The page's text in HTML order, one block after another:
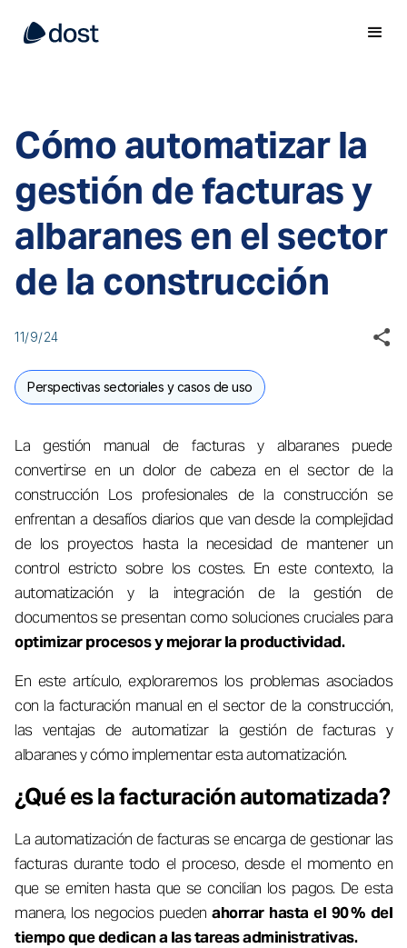
Cómo automatizar la
gestión de facturas y
albaranes en el sector
de la construcción
11/9/24
Perspectivas sectoriales y casos de uso
La gestión manual de facturas y albaranes puede
convertirse en un dolor de cabeza en el sector de la
construcción Los profesionales de la construcción se
enfrentan a desafíos diarios que van desde la complejidad
de los proyectos hasta la necesidad de mantener un
control estricto sobre los costes. En este contexto, la
automatización y la integración de la gestión de
documentos se presentan como soluciones cruciales para
optimizar procesos y mejorar la productividad.
En este artículo, exploraremos los problemas asociados
con la facturación manual en el sector de la construcción,
las ventajas de automatizar la gestión de facturas y
albaranes y cómo implementar esta automatización.
¿Qué es la facturación automatizada?
La automatización de facturas se encarga de gestionar las
facturas durante todo el proceso, desde el momento en
que se emiten hasta que se concilian los pagos. De esta
manera, los negocios puedenahorrar hasta el 90 % del
tiempo que dedican a las tareas administrativas.